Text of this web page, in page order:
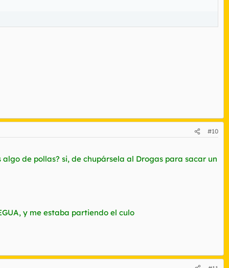
#10
de pollas? si, de chupársela al Drogas para sacar un
y me estaba partiendo el culo